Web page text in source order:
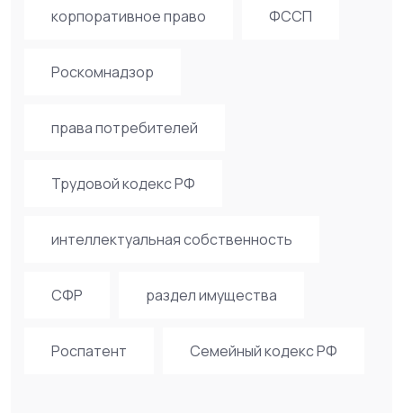
корпоративное право ФССП
Роскомнадзор
права потребителей
Трудовой кодекс РФ
интеллектуальная собственность
СФР раздел имущества
Роспатент Семейный кодекс РФ